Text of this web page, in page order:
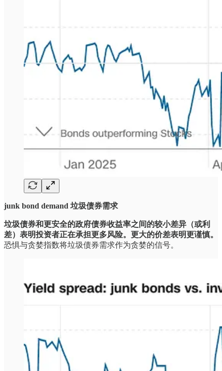
junk bond demand 垃圾债券需求
垃圾债券和更安全的政府债券收益率之间的较小差异（或利
差）表明投资者正在承担更多风险。更大的价差表明更谨慎。
恐惧与贪婪指数将垃圾债券需求作为贪婪的信号。